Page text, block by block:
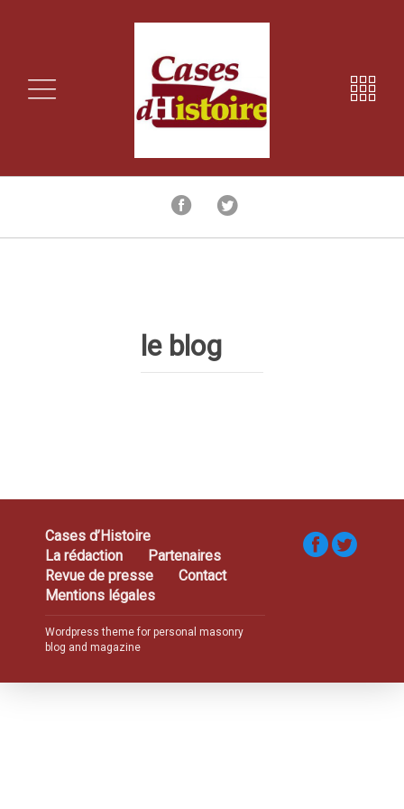
le blog
Cases d’Histoire
La rédaction
Partenaires
Revue de presse
Contact
Mentions légales
Wordpress theme for personal masonry
blog and magazine